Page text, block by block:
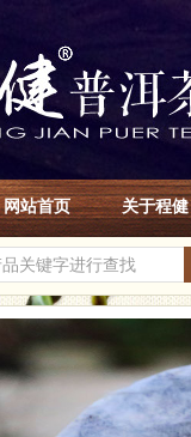
网站首页 关于程健